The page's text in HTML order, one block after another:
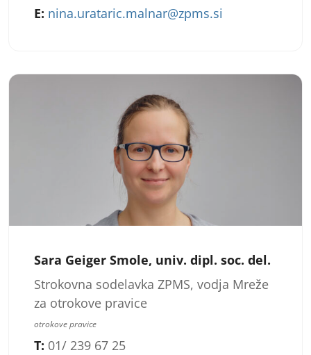
E: nina.urataric.malnar@zpms.si
Sara Geiger Smole, univ. dipl. soc. del.
Strokovna sodelavka ZPMS, vodja Mreže
za otrokove pravice
otrokove pravice
T: 01/ 239 67 25